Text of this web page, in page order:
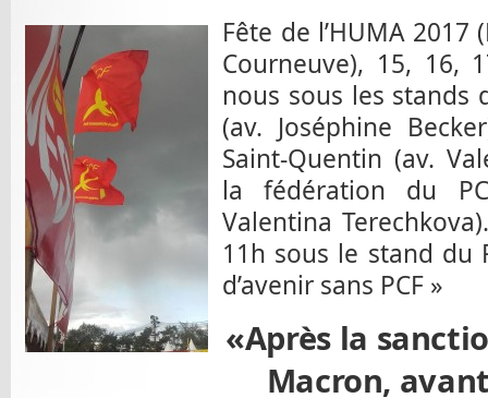
Fête de l’HUMA
Courneuve), 15, 16,
nous sous les stands
(av. Joséphine
Saint-Quentin (av.
la fédération du
Valentina
11h sous le stand du
d’avenir sans PCF »
«Après la
Macron,